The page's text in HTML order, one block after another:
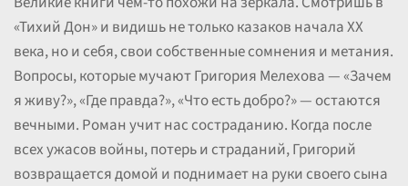
«Тихий Дон» и видишь не только казаков начала XX
века, но и себя, свои собственные сомнения и метания.
Вопросы, которые мучают Григория Мелехова — «Зачем
я живу?», «Где правда?», «Что есть добро?» — остаются
вечными. Роман учит нас состраданию. Когда после
всех ужасов войны, потерь и страданий, Григорий
возвращается домой и поднимает на руки своего сына